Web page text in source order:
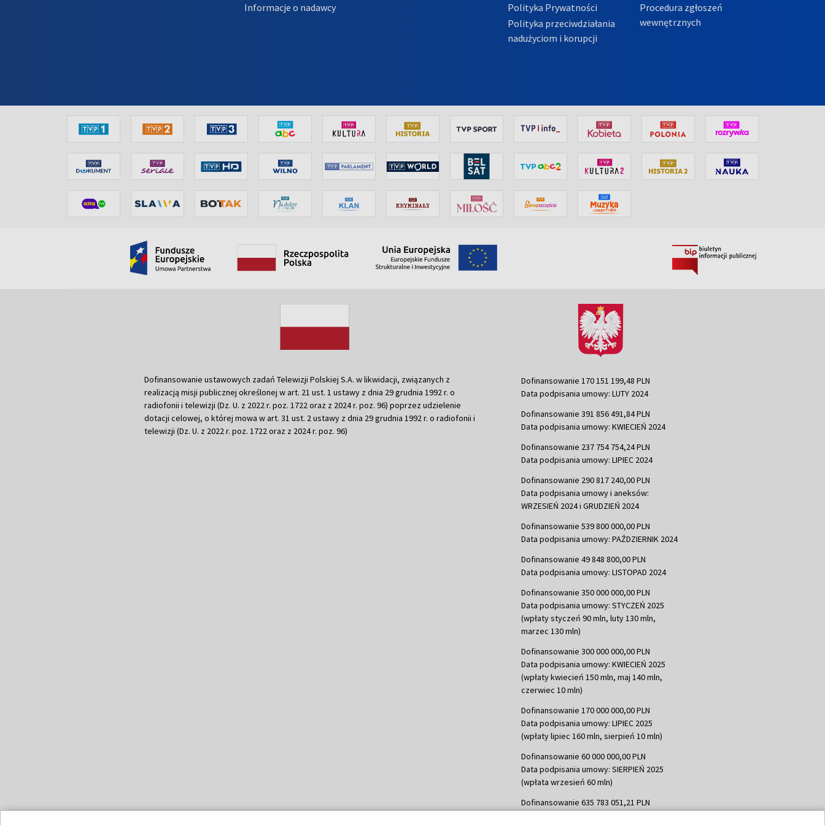
Informacje o nadawcy
Polityka Prywatności
Polityka przeciwdziałania
nadużyciom i korupcji
Procedura zgłoszeń
wewnętrznych
Dofinansowanie ustawowych zadań Telewizji Polskiej S.A. w likwidacji, związanych z
realizacją misji publicznej określonej w art. 21 ust. 1 ustawy z dnia 29 grudnia 1992 r. o
radiofonii i telewizji (Dz. U. z 2022 r. poz. 1722 oraz z 2024 r. poz. 96) poprzez udzielenie
dotacji celowej, o której mowa w art. 31 ust. 2 ustawy z dnia 29 grudnia 1992 r. o radiofonii i
telewizji (Dz. U. z 2022 r. poz. 1722 oraz z 2024 r. poz. 96)
Dofinansowanie 170 151 199,48 PLN
Data podpisania umowy: LUTY 2024
Dofinansowanie 391 856 491,84 PLN
Data podpisania umowy: KWIECIEŃ 2024
Dofinansowanie 237 754 754,24 PLN
Data podpisania umowy: LIPIEC 2024
Dofinansowanie 290 817 240,00 PLN
Data podpisania umowy i aneksów:
WRZESIEŃ 2024 i GRUDZIEŃ 2024
Dofinansowanie 539 800 000,00 PLN
Data podpisania umowy: PAŹDZIERNIK 2024
Dofinansowanie 49 848 800,00 PLN
Data podpisania umowy: LISTOPAD 2024
Dofinansowanie 350 000 000,00 PLN
Data podpisania umowy: STYCZEŃ 2025
(wpłaty styczeń 90 mln, luty 130 mln,
marzec 130 mln)
Dofinansowanie 300 000 000,00 PLN
Data podpisania umowy: KWIECIEŃ 2025
(wpłaty kwiecień 150 mln, maj 140 mln,
czerwiec 10 mln)
Dofinansowanie 170 000 000,00 PLN
Data podpisania umowy: LIPIEC 2025
(wpłaty lipiec 160 mln, sierpień 10 mln)
Dofinansowanie 60 000 000,00 PLN
Data podpisania umowy: SIERPIEŃ 2025
(wpłata wrzesień 60 mln)
Dofinansowanie 635 783 051,21 PLN